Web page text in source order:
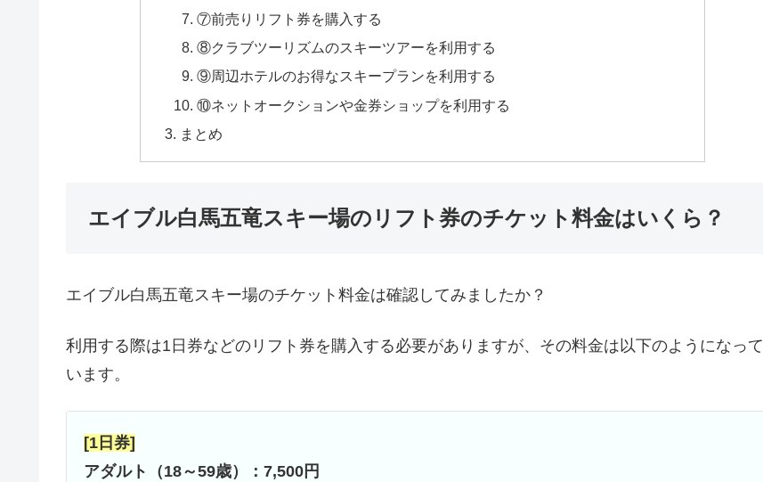
⑦前売りリフト券を購入する
⑧クラブツーリズムのスキーツアーを利用する
⑨周辺ホテルのお得なスキープランを利用する
⑩ネットオークションや金券ショップを利用する
まとめ
エイブル白馬五竜スキー場のリフト券のチケット料金はいくら？
エイブル白馬五竜スキー場のチケット料金は確認してみましたか？
利用する際は1日券などのリフト券を購入する必要がありますが、その料金は以下のようになって
います。
[1日券]
アダルト（18～59歳）：7,500円